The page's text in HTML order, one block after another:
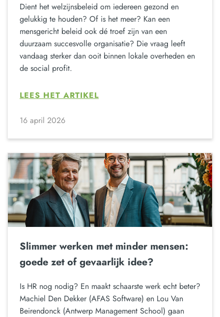
Dient het welzijnsbeleid om iedereen gezond en
gelukkig te houden? Of is het meer? Kan een
mensgericht beleid ook dé troef zijn van een
duurzaam succesvolle organisatie? Die vraag leeft
vandaag sterker dan ooit binnen lokale overheden en
de social profit.
LEES HET ARTIKEL
16 april 2026
Slimmer werken met minder mensen:
goede zet of gevaarlijk idee?
Is HR nog nodig? En maakt schaarste werk echt beter?
Machiel Den Dekker (AFAS Software) en Lou Van
Beirendonck (Antwerp Management School) gaan